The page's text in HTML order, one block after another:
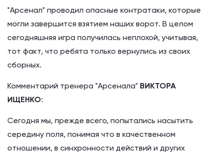
"Арсенал" проводил опасные контратаки, которые
могли завершится взятием наших ворот. В целом
сегодняшняя игра получилась неплохой, учитывая,
тот факт, что ребята только вернулись из своих
сборных.
Комментарий тренера "Арсенала" ВИКТОРА
ИЩЕНКО:
Сегодня мы, прежде всего, попытались насытить
середину поля, понимая что в качественном
отношении, в синхронности действий и других